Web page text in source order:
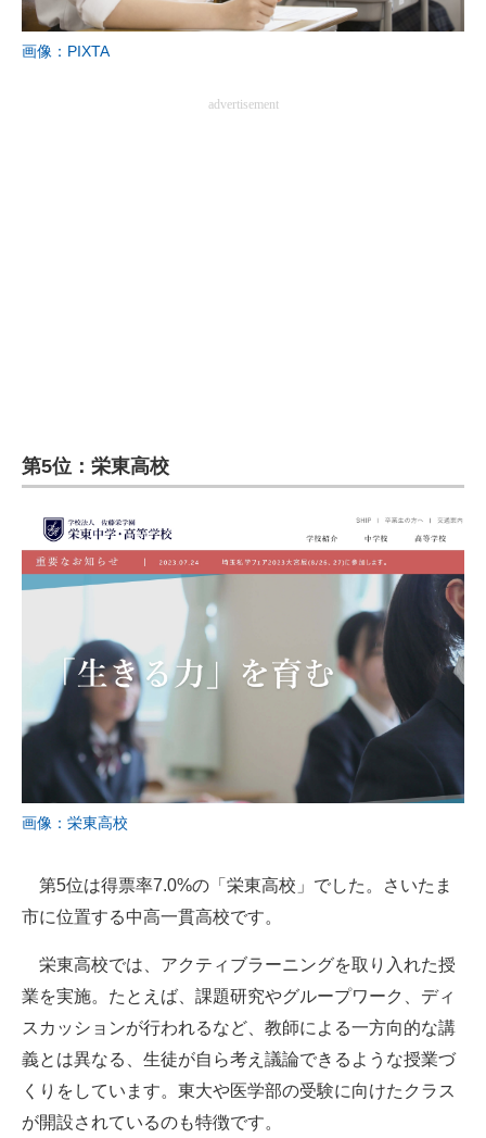
画像：PIXTA
advertisement
第5位：栄東高校
画像：栄東高校
第5位は得票率7.0%の「栄東高校」でした。さいたま
市に位置する中高一貫高校です。
栄東高校では、アクティブラーニングを取り入れた授
業を実施。たとえば、課題研究やグループワーク、ディ
スカッションが行われるなど、教師による一方向的な講
義とは異なる、生徒が自ら考え議論できるような授業づ
くりをしています。東大や医学部の受験に向けたクラス
が開設されているのも特徴です。